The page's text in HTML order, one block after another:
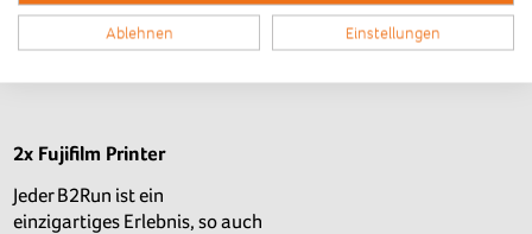
von 50 EUR und einen
Gutschein im Wert von 50
2x Fujifilm Printer
Jeder B2Run ist ein
einzigartiges Erlebnis, so auch
Ablehnen Einstellungen